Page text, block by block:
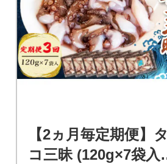
【2ヵ月毎定期便】タ
コ三昧 (120g×7袋入)